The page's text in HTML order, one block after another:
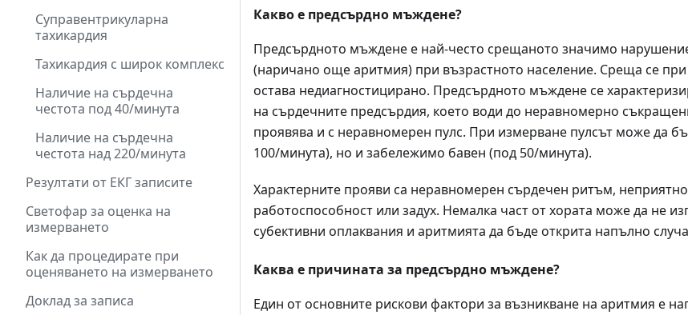
Суправентрикуларна
тахикардия
Тахикардия с широк комплекс
Наличие на сърдечна
честота под 40/минута
Наличие на сърдечна
честота над 220/минута
Резултати от ЕКГ записите
Светофар за оценка на
измерването
Как да процедирате при
оценяването на измерването
Доклад за записа
Какво е предсърдно мъждене?
Предсърдното мъждене е най-често срещаното значимо
(наричано още аритмия) при възрастното население. Среща се при
остава недиагностицирано. Предсърдното мъждене се
на сърдечните предсърдия, което води до неравномерно
проявява и с неравномерен пулс. При измерване пулсът може да
100/минута), но и забележимо бавен (под 50/минута).
Характерните прояви са неравномерен сърдечен ритъм, неприятно
работоспособност или задух. Немалка част от хората може да не
субективни оплаквания и аритмията да бъде открита напълно
Каква е причината за предсърдно мъждене?
Един от основните рискови фактори за възникване на аритмия е